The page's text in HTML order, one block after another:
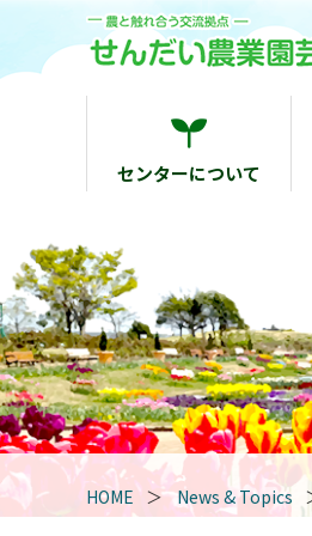
センターについて
HOME News & Topics